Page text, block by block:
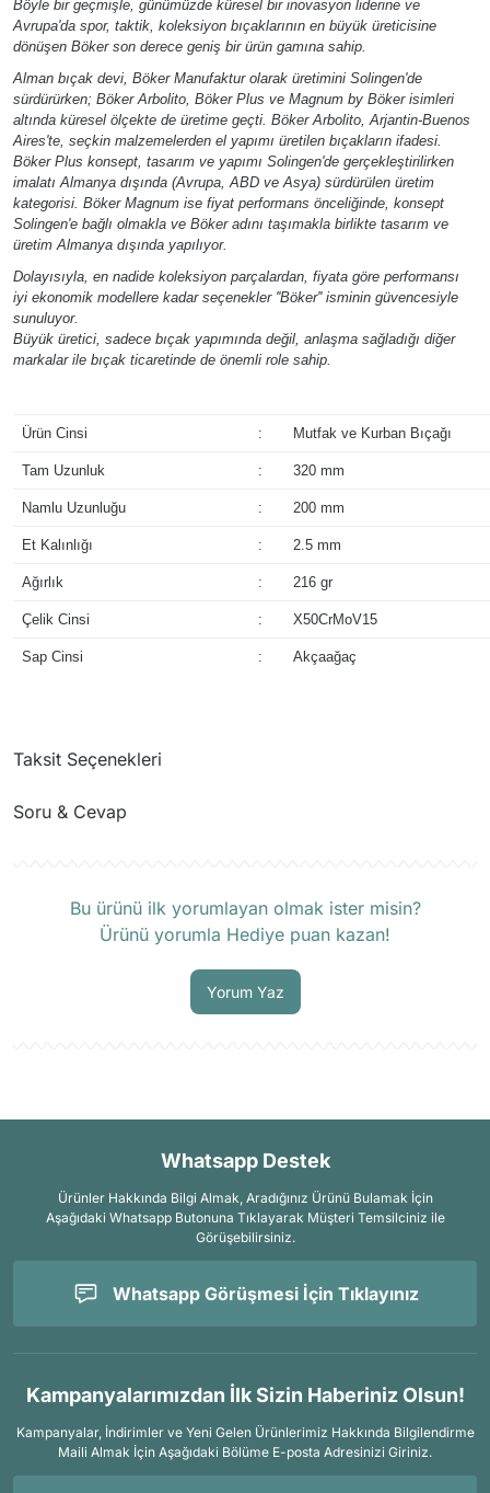
Böyle bir geçmişle, günümüzde küresel bir inovasyon liderine ve
Avrupa'da spor, taktik, koleksiyon bıçaklarının en büyük üreticisine
dönüşen Böker son derece geniş bir ürün gamına sahip.
Alman bıçak devi, Böker Manufaktur olarak üretimini Solingen'de
sürdürürken; Böker Arbolito, Böker Plus ve Magnum by Böker isimleri
altında küresel ölçekte de üretime geçti. Böker Arbolito, Arjantin-Buenos
Aires'te, seçkin malzemelerden el yapımı üretilen bıçakların ifadesi.
Böker Plus konsept, tasarım ve yapımı Solingen'de gerçekleştirilirken
imalatı Almanya dışında (Avrupa, ABD ve Asya) sürdürülen üretim
kategorisi. Böker Magnum ise fiyat performans önceliğinde, konsept
Solingen'e bağlı olmakla ve Böker adını taşımakla birlikte tasarım ve
üretim Almanya dışında yapılıyor.
Dolayısıyla, en nadide koleksiyon parçalardan, fiyata göre performansı
iyi ekonomik modellere kadar seçenekler ''Böker'' isminin güvencesiyle
sunuluyor.
Büyük üretici, sadece bıçak yapımında değil, anlaşma sağladığı diğer
markalar ile bıçak ticaretinde de önemli role sahip.
Ürün Cinsi : Mutfak ve Kurban Bıçağı
Tam Uzunluk : 320 mm
Namlu Uzunluğu : 200 mm
Et Kalınlığı : 2.5 mm
Ağırlık : 216 gr
Çelik Cinsi : X50CrMoV15
Sap Cinsi : Akçaağaç
Taksit Seçenekleri
Soru & Cevap
Bu ürünü ilk yorumlayan olmak ister misin?
Ürünü yorumla Hediye puan kazan!
Yorum Yaz
Whatsapp Destek
Ürünler Hakkında Bilgi Almak, Aradığınız Ürünü Bulamak İçin
Aşağıdaki Whatsapp Butonuna Tıklayarak Müşteri Temsilciniz ile
Görüşebilirsiniz.
Whatsapp Görüşmesi İçin Tıklayınız
Kampanyalarımızdan İlk Sizin Haberiniz Olsun!
Kampanyalar, İndirimler ve Yeni Gelen Ürünlerimiz Hakkında Bilgilendirme
Maili Almak İçin Aşağıdaki Bölüme E-posta Adresinizi Giriniz.